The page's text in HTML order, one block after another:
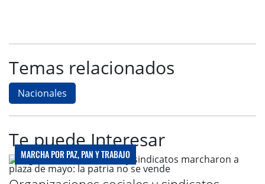
Temas relacionados
Nacionales
Te puede Interesar
MARCHA POR PAZ, PAN Y TRABAJO